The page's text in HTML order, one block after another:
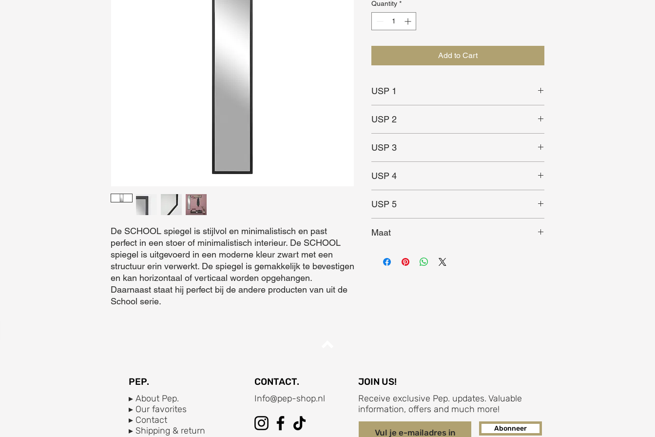
De SCHOOL spiegel is stijlvol en minimalistisch en past
perfect in een stoer of minimalistisch interieur. De SCHOOL
spiegel is uitgevoerd in een moderne kleur zwart met een
structuur erin verwerkt. De spiegel is gemakkelijk te bevestigen
en kan horizontaal of verticaal worden opgehangen.
Daarnaast staat hij perfect bij de andere producten van uit de
School serie.
Quantity *
Add to Cart
USP 1
USP 2
USP 3
School serie
USP 4
USP 5
Maat
PEP. CONTACT. JOIN US!
▸ About Pep.
▸ Our favorites
▸ Contact
▸ Shipping & return
Info@pep-shop.nl
Abonneer
Receive exclusive Pep. updates. Valuable
information, offers and much more!